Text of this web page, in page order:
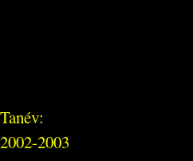
Tanév:
2002-2003